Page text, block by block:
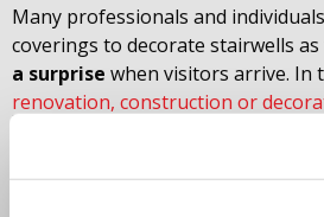
Many professionals and individuals
coverings to decorate stairwells
a surprise when visitors arrive. In
renovation, construction or
canvas creates a unique space